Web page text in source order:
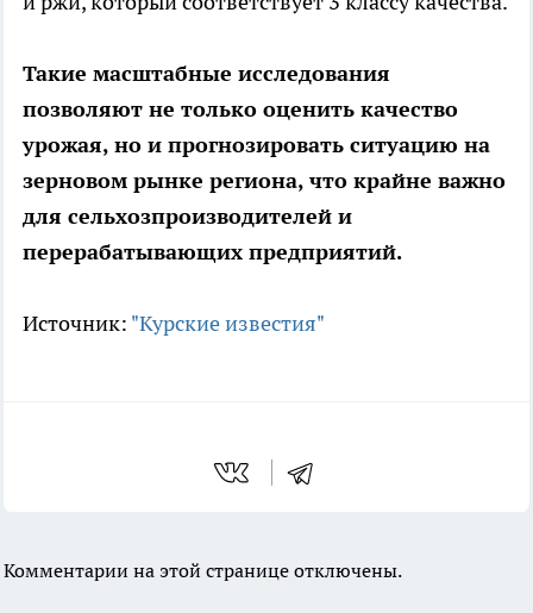
Такие масштабные исследования
позволяют не только оценить качество
урожая, но и прогнозировать ситуацию на
зерновом рынке региона, что крайне важно
для сельхозпроизводителей и
перерабатывающих предприятий.
Источник: "Курские известия"
Комментарии на этой странице отключены.